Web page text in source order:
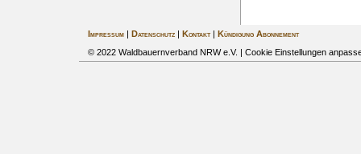
Impressum| Datenschutz| Kontakt|
Kündigung Abonnement
© 2022 Waldbauernverband NRW e.V. | Cookie Einstellungen